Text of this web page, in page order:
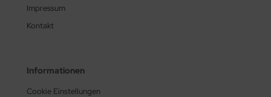
Impressum
Kontakt
Informationen
Cookie Einstellungen